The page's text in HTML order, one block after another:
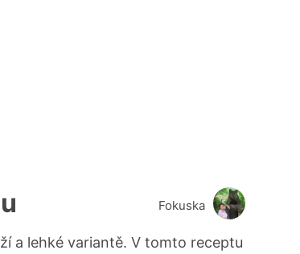
a lehké variantě. V tomto receptu
Fokuska